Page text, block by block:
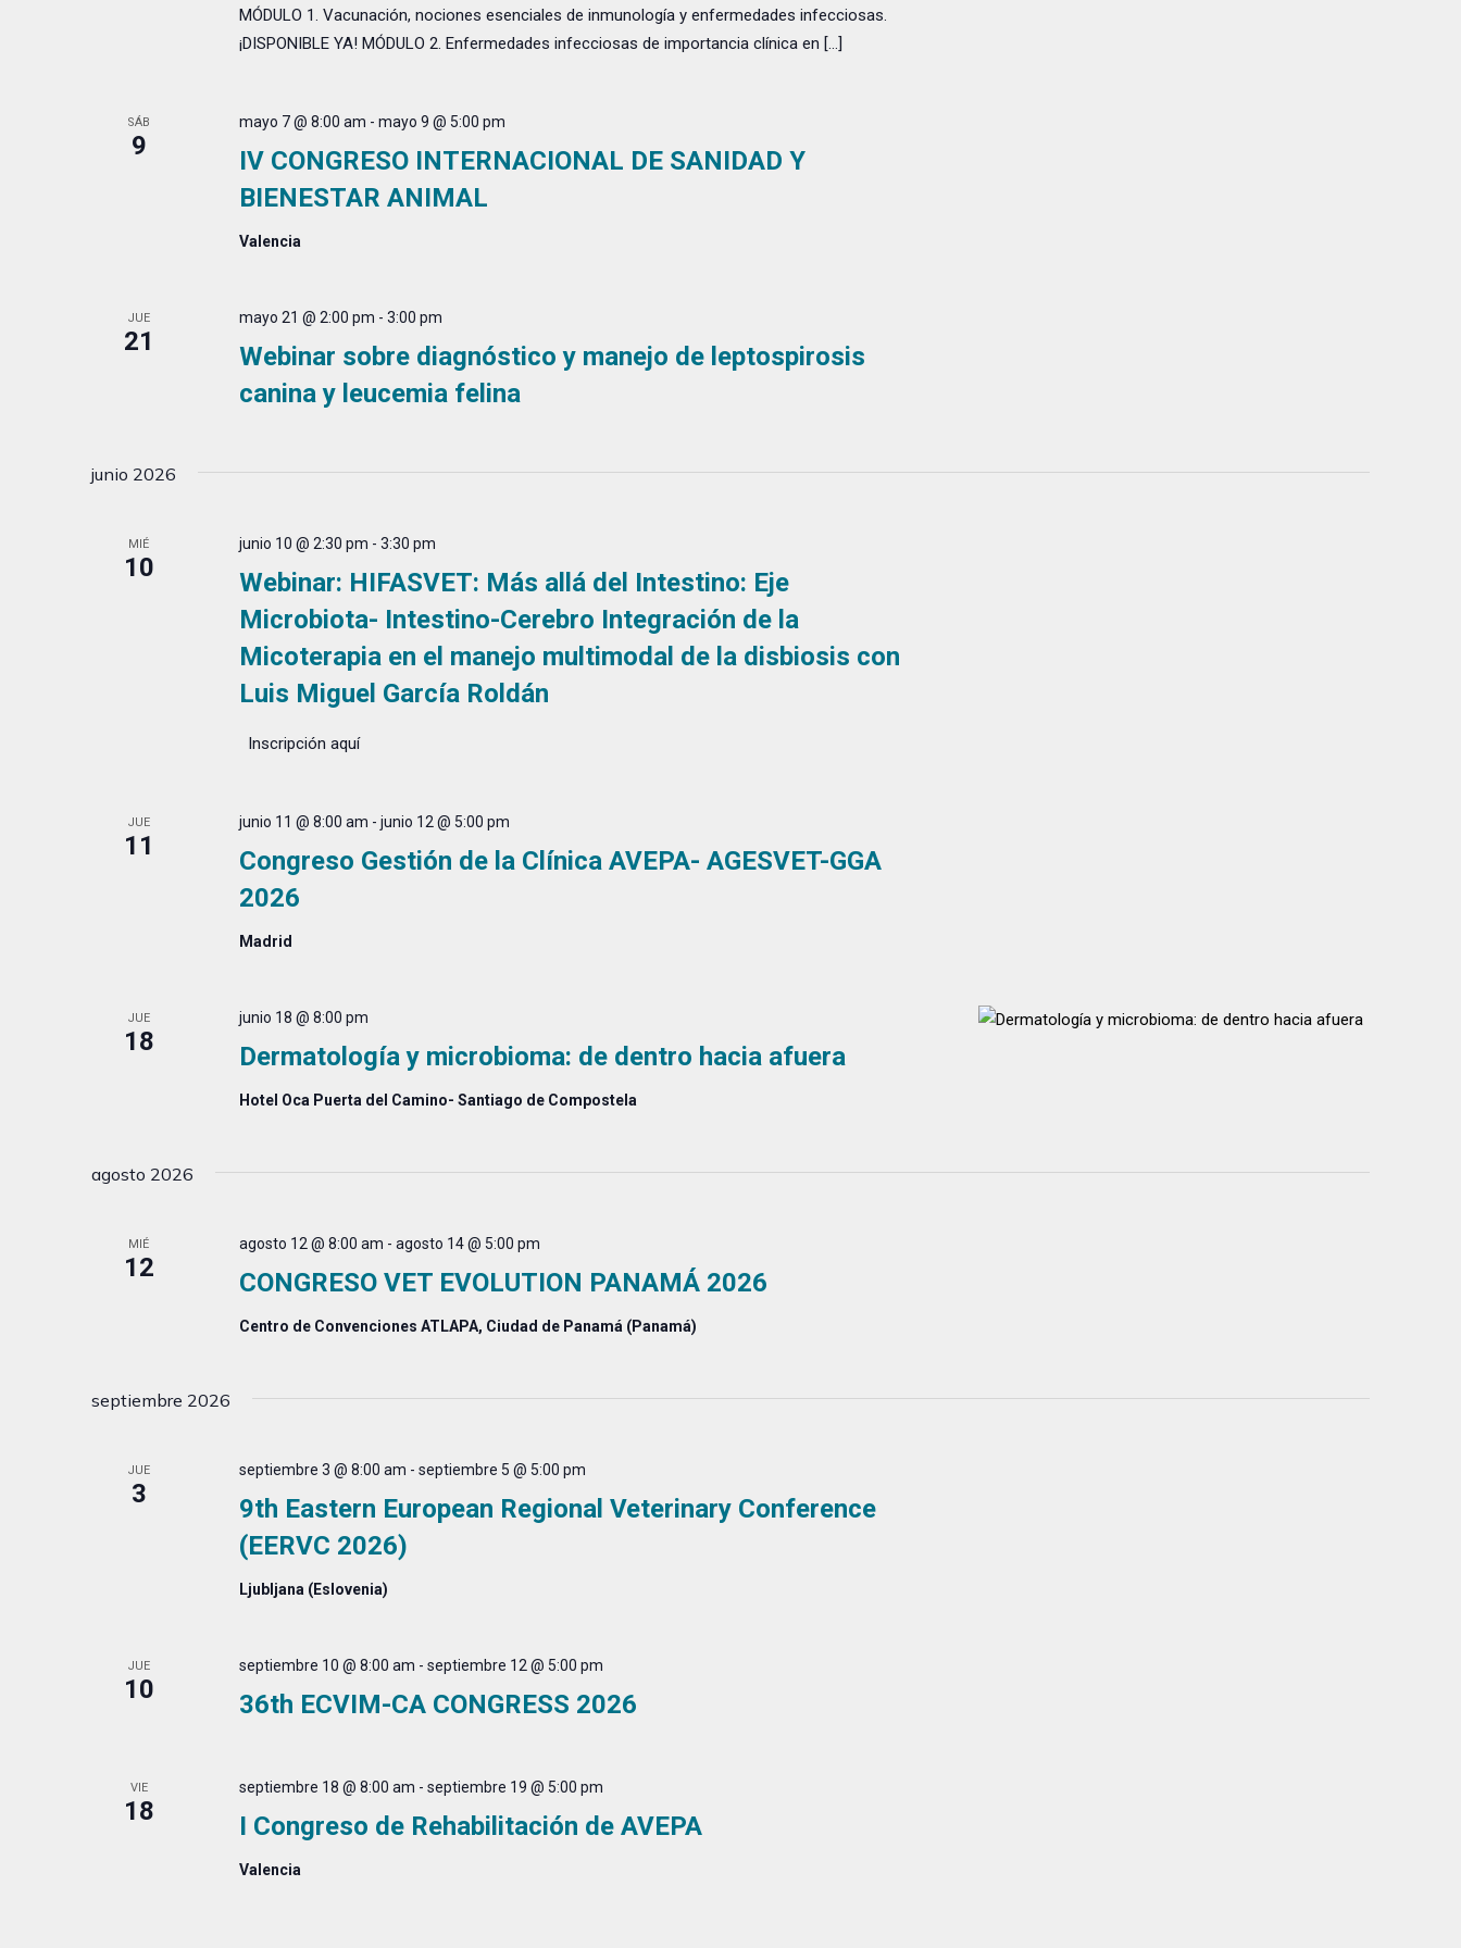
MÓDULO 1. Vacunación, nociones esenciales de inmunología y enfermedades infecciosas.
¡DISPONIBLE YA! MÓDULO 2. Enfermedades infecciosas de importancia clínica en […]
SÁB
9
IV CONGRESO INTERNACIONAL DE SANIDAD Y
BIENESTAR ANIMAL
mayo 7 @ 8:00 am - mayo 9 @ 5:00 pm
Valencia
JUE
21
Webinar sobre diagnóstico y manejo de leptospirosis
canina y leucemia felina
mayo 21 @ 2:00 pm - 3:00 pm
junio 2026
MIÉ
10
Webinar: HIFASVET: Más allá del Intestino: Eje
Microbiota- Intestino-Cerebro Integración de la
Micoterapia en el manejo multimodal de la disbiosis con
Luis Miguel García Roldán
junio 10 @ 2:30 pm - 3:30 pm
Inscripción aquí
JUE
11
Congreso Gestión de la Clínica AVEPA- AGESVET-GGA
2026
junio 11 @ 8:00 am - junio 12 @ 5:00 pm
Madrid
JUE
18 Dermatología y microbioma: de dentro hacia afuera
junio 18 @ 8:00 pm
Hotel Oca Puerta del Camino- Santiago de Compostela
agosto 2026
MIÉ
12 CONGRESO VET EVOLUTION PANAMÁ 2026
agosto 12 @ 8:00 am - agosto 14 @ 5:00 pm
Centro de Convenciones ATLAPA, Ciudad de Panamá (Panamá)
septiembre 2026
JUE
3
9th Eastern European Regional Veterinary Conference
(EERVC 2026)
septiembre 3 @ 8:00 am - septiembre 5 @ 5:00 pm
Ljubljana (Eslovenia)
JUE
10 36th ECVIM-CA CONGRESS 2026
septiembre 10 @ 8:00 am - septiembre 12 @ 5:00 pm
VIE
18 I Congreso de Rehabilitación de AVEPA
septiembre 18 @ 8:00 am - septiembre 19 @ 5:00 pm
Valencia